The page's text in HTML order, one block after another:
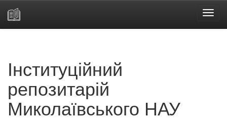
Інституційний
репозитарій
Миколаївського НАУ